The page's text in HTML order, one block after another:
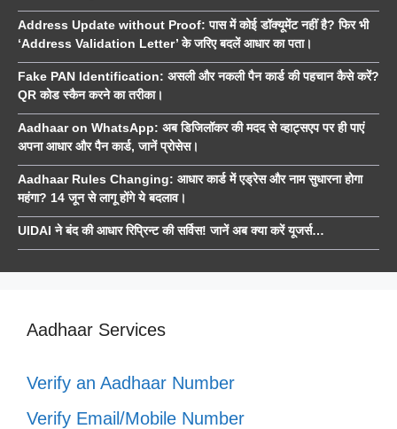
Address Update without Proof: पास में कोई डॉक्यूमेंट नहीं है? फिर भी
‘Address Validation Letter’ के जरिए बदलें आधार का पता।
Fake PAN Identification: असली और नकली पैन कार्ड की पहचान कैसे करें?
QR कोड स्कैन करने का तरीका।
Aadhaar on WhatsApp: अब डिजिलॉकर की मदद से व्हाट्सएप पर ही पाएं
अपना आधार और पैन कार्ड, जानें प्रोसेस।
Aadhaar Rules Changing: आधार कार्ड में एड्रेस और नाम सुधारना होगा
महंगा? 14 जून से लागू होंगे ये बदलाव।
UIDAI ने बंद की आधार रिप्रिन्ट की सर्विस! जानें अब क्या करें यूजर्स…
Aadhaar Services
Verify an Aadhaar Number
Verify Email/Mobile Number